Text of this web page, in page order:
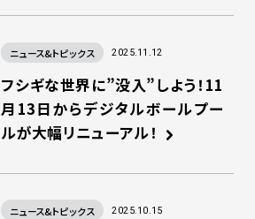
ニュース&トピックス 2025.11.12
フシギな世界に”没入”しよう！11
月13日からデジタルボールプー
ルが大幅リニューアル！
ニュース&トピックス 2025.10.15